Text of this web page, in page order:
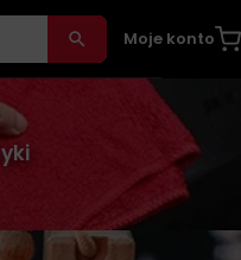
Moje konto